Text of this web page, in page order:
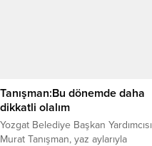
Tanışman:Bu dönemde daha
dikkatli olalım
Yozgat Belediye Başkan Yardımcısı
Murat Tanışman, yaz aylarıyla